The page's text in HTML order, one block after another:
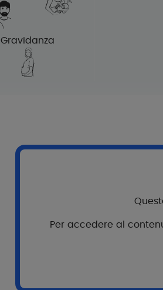
Gravidanza
Utilizzare una o due volte
Per accedere al